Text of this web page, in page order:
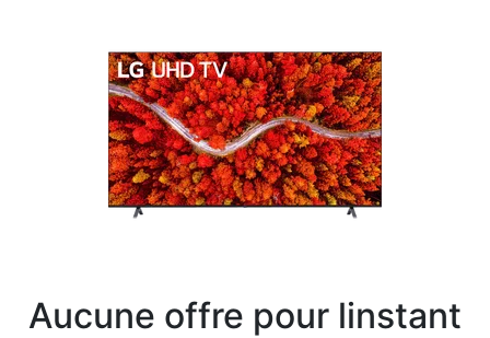
Conditions
Catégories
Aucune offre pour linstant